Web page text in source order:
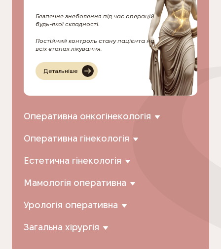
Безпечне знеболення під час операцій
будь-якої складності.
Постійний контроль стану пацієнта на
всіх етапах лікування.
Детальніше
Оперативна онкогінекологія
Оперативна гінекологія
Естетична гінекологія
Мамологія оперативна
Урологія оперативна
Загальна хірургія